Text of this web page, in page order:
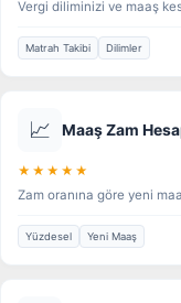
Vergi diliminizi ve maaş
Matrah Takibi Dilimler
📈 Maaş Zam
★★★★★
Zam oranına göre yeni
Yüzdesel Yeni Maaş